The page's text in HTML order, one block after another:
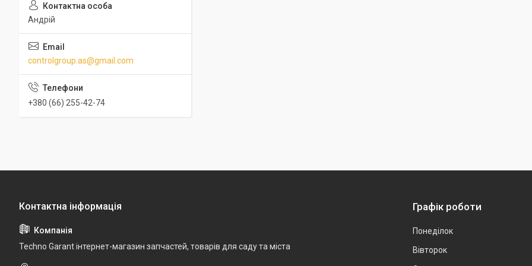
Андрій
controlgroup.as@gmail.com
+380 (66) 255-42-74
Techno Garant інтернет-магазин запчастей, товарів для саду та міста
Графік роботи
Понеділок
Вівторок